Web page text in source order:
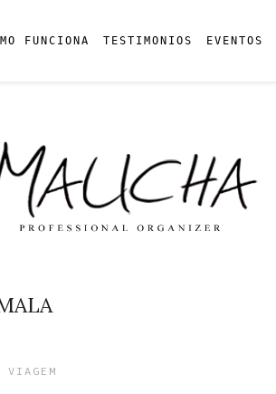
FUNCIONA TESTIMONIOS EVENTOS
VIAGEM